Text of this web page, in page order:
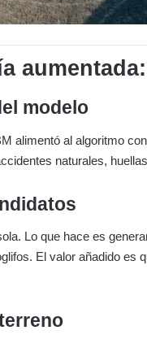
modelo
alimentó al algoritmo
naturales,
Lo que hace es
El valor añadido es